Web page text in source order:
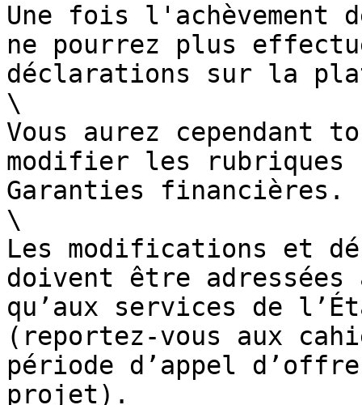
Une fois l'achèvement
ne pourrez plus
déclarations sur la
\
Vous aurez
modifier les rubriques
Garanties financières.
\
Les modifications et
doivent être
qu’aux services de
(reportez-vous aux
période d’appel